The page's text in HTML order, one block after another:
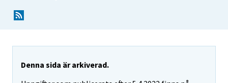
Denna sida är arkiverad.